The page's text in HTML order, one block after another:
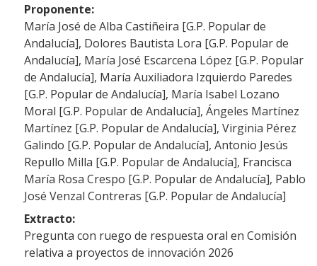
Proponente:
María José de Alba Castiñeira [G.P. Popular de
Andalucía], Dolores Bautista Lora [G.P. Popular de
Andalucía], María José Escarcena López [G.P. Popular
de Andalucía], María Auxiliadora Izquierdo Paredes
[G.P. Popular de Andalucía], María Isabel Lozano
Moral [G.P. Popular de Andalucía], Ángeles Martínez
Martínez [G.P. Popular de Andalucía], Virginia Pérez
Galindo [G.P. Popular de Andalucía], Antonio Jesús
Repullo Milla [G.P. Popular de Andalucía], Francisca
María Rosa Crespo [G.P. Popular de Andalucía], Pablo
José Venzal Contreras [G.P. Popular de Andalucía]
Extracto:
Pregunta con ruego de respuesta oral en Comisión
relativa a proyectos de innovación 2026